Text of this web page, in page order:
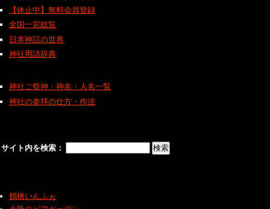
【休止中】無料会員登録
全国一宮総覧
日本神話の世界
神社用語辞典
神社ご祭神・神名・人名一覧
神社の参拝の仕方・作法
サイト内を検索：
鶴橋いんふぉ